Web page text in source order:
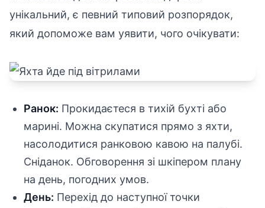
унікальний, є певний типовий розпорядок,
який допоможе вам уявити, чого очікувати:
Ранок: Прокидаєтеся в тихій бухті або
марині. Можна скупатися прямо з яхти,
насолодитися ранковою кавою на палубі.
Сніданок. Обговорення зі шкіпером плану
на день, погодних умов.
День: Перехід до наступної точки